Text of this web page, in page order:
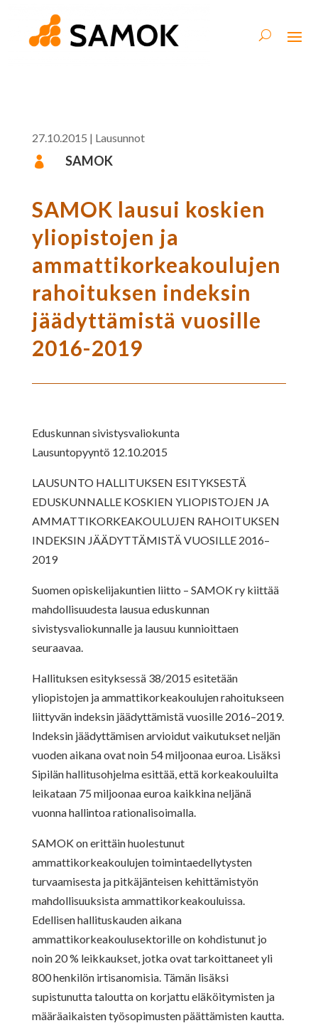
27.10.2015 | Lausunnot
 SAMOK
SAMOK lausui koskien
yliopistojen ja
ammattikorkeakoulujen
rahoituksen indeksin
jäädyttämistä vuosille
2016-2019
Eduskunnan sivistysvaliokunta
Lausuntopyyntö 12.10.2015
LAUSUNTO HALLITUKSEN ESITYKSESTÄ
EDUSKUNNALLE KOSKIEN YLIOPISTOJEN JA
AMMATTIKORKEAKOULUJEN RAHOITUKSEN
INDEKSIN JÄÄDYTTÄMISTÄ VUOSILLE 2016–
2019
Suomen opiskelijakuntien liitto – SAMOK ry kiittää
mahdollisuudesta lausua eduskunnan
sivistysvaliokunnalle ja lausuu kunnioittaen
seuraavaa.
Hallituksen esityksessä 38/2015 esitetään
yliopistojen ja ammattikorkeakoulujen rahoitukseen
liittyvän indeksin jäädyttämistä vuosille 2016–2019.
Indeksin jäädyttämisen arvioidut vaikutukset neljän
vuoden aikana ovat noin 54 miljoonaa euroa. Lisäksi
Sipilän hallitusohjelma esittää, että korkeakouluilta
leikataan 75 miljoonaa euroa kaikkina neljänä
vuonna hallintoa rationalisoimalla.
SAMOK on erittäin huolestunut
ammattikorkeakoulujen toimintaedellytysten
turvaamisesta ja pitkäjänteisen kehittämistyön
mahdollisuuksista ammattikorkeakouluissa.
Edellisen hallituskauden aikana
ammattikorkeakoulusektorille on kohdistunut jo
noin 20 % leikkaukset, jotka ovat tarkoittaneet yli
800 henkilön irtisanomisia. Tämän lisäksi
supistunutta taloutta on korjattu eläköitymisten ja
määräaikaisten työsopimusten päättämisten kautta.